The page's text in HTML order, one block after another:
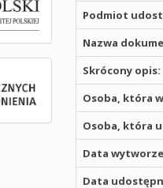
Podmiot
Nazwa
Skrócony opis:
Osoba, która
Osoba, która
Data
Data